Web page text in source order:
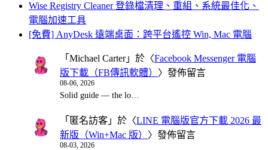
Wise Registry Cleaner 登錄檔清理、重組、系統最佳化、
電腦加速工具
[免費] AnyDesk 遠端桌面：跨平台遙控 Win, Mac 電腦
「 Michael Carter」於〈Facebook Messenger 電腦
版下載（FB傳訊軟體） 〉發佈留言
08-06, 2026
Solid guide — the lo…
「 匿名訪客 」於〈LINE 電腦版官方下載 2026 最
新版（Win+Mac 版） 〉發佈留言
08-03, 2026